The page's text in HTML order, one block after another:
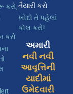
કરો,
કરો
તૈયારી કરો
ખોદો તે પહેલાં
કૉલ કરો!
અમારી
નવી નવી
આવૃત્તિની
યાદીમાં
ઉમેદવારી